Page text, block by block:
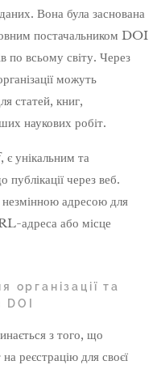
Вона була заснована
постачальником DOI
по всьому світу. Через
можуть
статей, книг,
наукових робіт.
унікальним та
публікації через веб.
адресою для
адреса або місце
організації та
DOI
з того, що
реєстрацію для своєї